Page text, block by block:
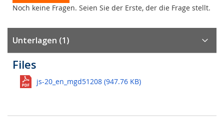
Noch keine Fragen. Seien Sie der Erste, der die Frage stellt.
Unterlagen (1)
Files
js-20_en_mgd51208 (947.76 KB)